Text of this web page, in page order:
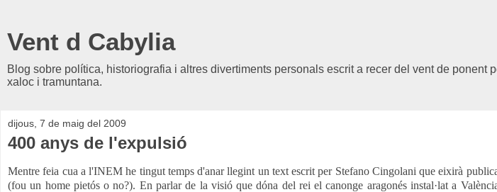
Vent d Cabylia
Blog sobre política, historiografia i altres divertiments personals escrit a recer del vent de ponent
xaloc i tramuntana.
dijous, 7 de maig del 2009
400 anys de l'expulsió
Mentre feia cua a l'INEM he tingut temps d'anar llegint un text escrit per Stefano Cingolani que eixirà
(fou un home pietós o no?). En parlar de la visió que dóna del rei el canonge aragonés instal·lat a